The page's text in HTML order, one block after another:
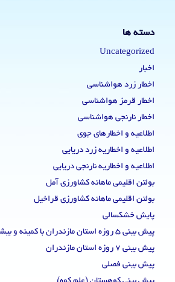
دسته ها
Uncategorized
اخبار
اخطار زرد هواشناسی
اخطار قرمز هواشناسی
اخطار نارنجی هواشناسی
اطلاعیه و اخطارهای جوی
اطلاعیه و اخطاریه زرد دریایی
اطلاعیه و اخطاریه نارنجی دریایی
بولتن اقلیمی ماهانه کشاورزی آمل
بولتن اقلیمی ماهانه کشاورزی قراخیل
پایش خشکسالی
پیش بینی 5 روزه استان مازندران با کمینه و بیشینه دما
پیش بینی 7 روزه استان مازندران
پیش بینی فصلی